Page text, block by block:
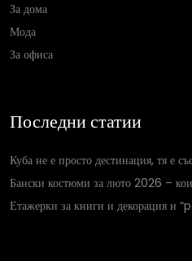
За дома
Мода
За офиса
Последни статии
Куба не е просто дестинация, тя е
Бански костюми за люто 2026 –
Етажерки за книги и декорация и